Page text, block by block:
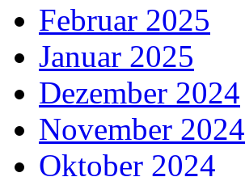
Februar 2025
Januar 2025
Dezember 2024
November 2024
Oktober 2024